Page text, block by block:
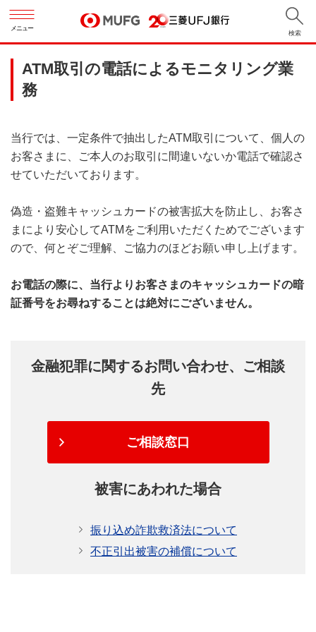
メニュー
検索
ATM取引の電話によるモニタリング業
務
当行では、一定条件で抽出したATM取引について、個人の
お客さまに、ご本人のお取引に間違いないか電話で確認さ
せていただいております。
偽造・盗難キャッシュカードの被害拡大を防止し、お客さ
まにより安心してATMをご利用いただくためでございます
ので、何とぞご理解、ご協力のほどお願い申し上げます。
お電話の際に、当行よりお客さまのキャッシュカードの暗
証番号をお尋ねすることは絶対にございません。
金融犯罪に関するお問い合わせ、ご相談
先
ご相談窓口
被害にあわれた場合
振り込め詐欺救済法について
不正引出被害の補償について